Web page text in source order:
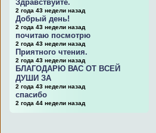
Здравствуйте.
2 года 43 недели назад
Добрый день!
2 года 43 недели назад
почитаю посмотрю
2 года 43 недели назад
Приятного чтения.
2 года 43 недели назад
БЛАГОДАРЮ ВАС ОТ ВСЕЙ
ДУШИ ЗА
2 года 43 недели назад
спасибо
2 года 44 недели назад